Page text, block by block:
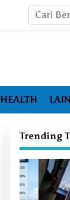
HEALTH
Trending